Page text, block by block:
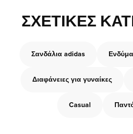
ΣΧΕΤΙΚΈΣ
Σανδάλια adidas
Διαφάνειες για γυναίκες
Casual